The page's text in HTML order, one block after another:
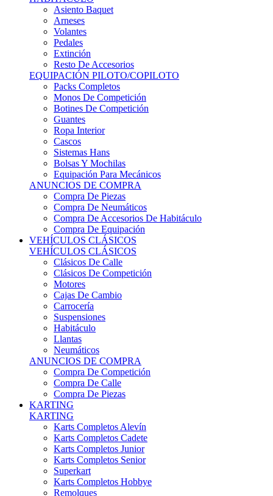
Arneses
Volantes
Pedales
Extinción
Resto De Accesorios
EQUIPACIÓN PILOTO/COPILOTO
Packs Completos
Monos De Competición
Botines De Competición
Guantes
Ropa Interior
Cascos
Sistemas Hans
Bolsas Y Mochilas
Equipación Para Mecánicos
ANUNCIOS DE COMPRA
Compra De Piezas
Compra De Neumáticos
Compra De Accesorios De Habitáculo
Compra De Equipación
VEHÍCULOS CLÁSICOS
VEHÍCULOS CLÁSICOS
Clásicos De Calle
Clásicos De Competición
Motores
Cajas De Cambio
Carrocería
Suspensiones
Habitáculo
Llantas
Neumáticos
ANUNCIOS DE COMPRA
Compra De Competición
Compra De Calle
Compra De Piezas
KARTING
KARTING
Karts Completos Alevín
Karts Completos Cadete
Karts Completos Junior
Karts Completos Senior
Superkart
Karts Completos Hobbye
Remolques
PIEZAS Y EQUIPACIONES